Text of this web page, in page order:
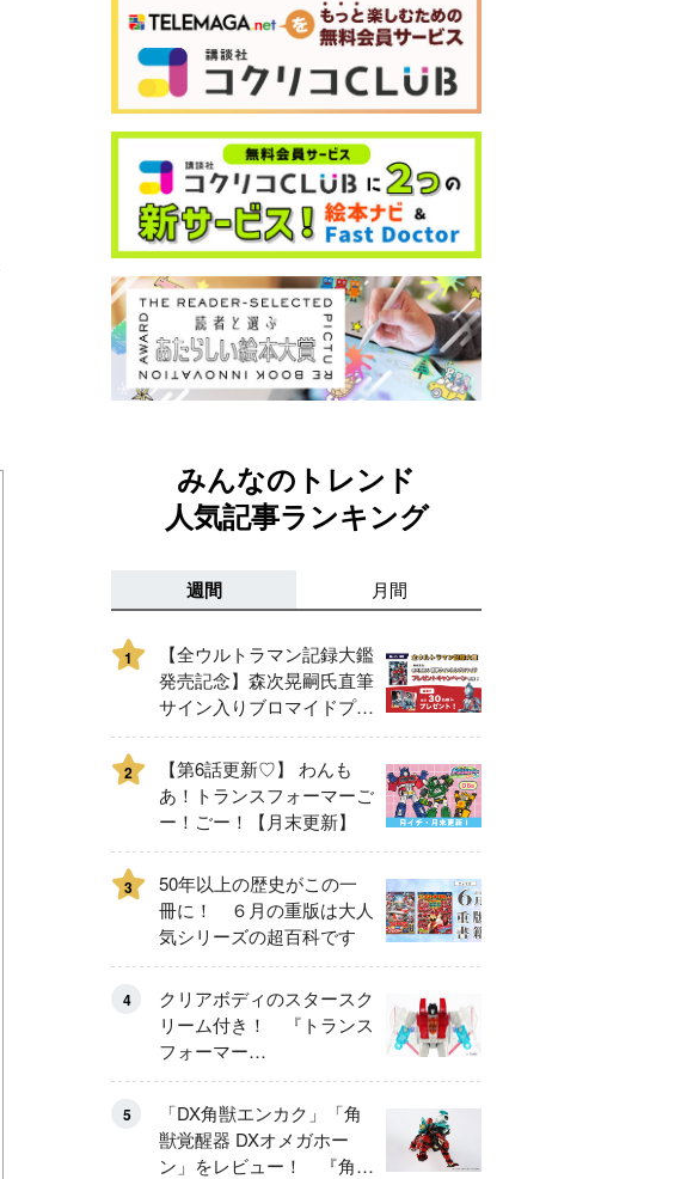
みんなのトレンド
人気記事ランキング
週間 月間
1
【全ウルトラマン記録大鑑
発売記念】森次晃嗣氏直筆
サイン入りブロマイドプレ
ゼントキャンペーン開催！
2
【第6話更新♡】 わんも
あ！トランスフォーマーご
ー！ごー！【月末更新】
3
50年以上の歴史がこの一
冊に！ ６月の重版は大人
気シリーズの超百科です
4
クリアボディのスタースク
リーム付き！ 『トランス
フォーマー
FANBOOK2026』2026年
７月31日発売！
5
「DX角獣エンカク」「角
獣覚醒器 DXオメガホー
ン」をレビュー！ 『角醒